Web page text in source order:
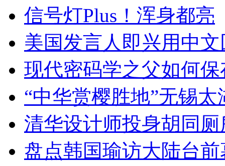
信号灯Plus！浑身都亮
美国发言人即兴用中
现代密码学之父如何
“中华赏樱胜地”无锡
清华设计师投身胡同
盘点韩国瑜访大陆台